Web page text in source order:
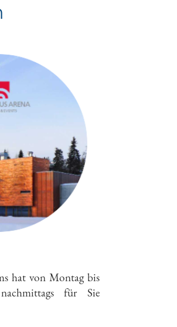
hat von Montag bis
für Sie